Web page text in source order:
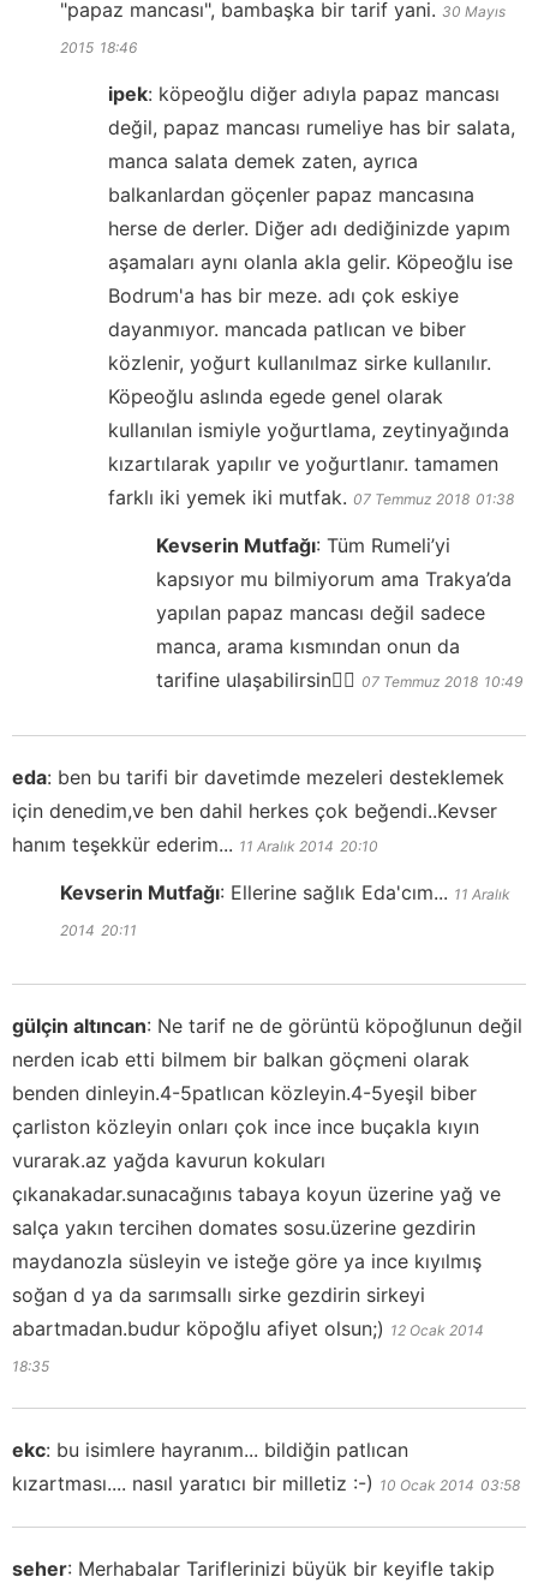
"papaz mancası", bambaşka bir tarif yani. 30 Mayıs
2015 18:46
ipek: köpeoğlu diğer adıyla papaz mancası
değil, papaz mancası rumeliye has bir salata,
manca salata demek zaten, ayrıca
balkanlardan göçenler papaz mancasına
herse de derler. Diğer adı dediğinizde yapım
aşamaları aynı olanla akla gelir. Köpeoğlu ise
Bodrum'a has bir meze. adı çok eskiye
dayanmıyor. mancada patlıcan ve biber
közlenir, yoğurt kullanılmaz sirke kullanılır.
Köpeoğlu aslında egede genel olarak
kullanılan ismiyle yoğurtlama, zeytinyağında
kızartılarak yapılır ve yoğurtlanır. tamamen
farklı iki yemek iki mutfak. 07 Temmuz 2018 01:38
Kevserin Mutfağı: Tüm Rumeli’yi
kapsıyor mu bilmiyorum ama Trakya’da
yapılan papaz mancası değil sadece
manca, arama kısmından onun da
tarifine ulaşabilirsin👍🏻 07 Temmuz 2018 10:49
eda: ben bu tarifi bir davetimde mezeleri desteklemek
için denedim,ve ben dahil herkes çok beğendi..Kevser
hanım teşekkür ederim... 11 Aralık 2014 20:10
Kevserin Mutfağı: Ellerine sağlık Eda'cım... 11 Aralık
2014 20:11
gülçin altıncan: Ne tarif ne de görüntü köpoğlunun değil
nerden icab etti bilmem bir balkan göçmeni olarak
benden dinleyin.4-5patlıcan közleyin.4-5yeşil biber
çarliston közleyin onları çok ince ince buçakla kıyın
vurarak.az yağda kavurun kokuları
çıkanakadar.sunacağınıs tabaya koyun üzerine yağ ve
salça yakın tercihen domates sosu.üzerine gezdirin
maydanozla süsleyin ve isteğe göre ya ince kıyılmış
soğan d ya da sarımsallı sirke gezdirin sirkeyi
abartmadan.budur köpoğlu afiyet olsun;) 12 Ocak 2014
18:35
ekc: bu isimlere hayranım... bildiğin patlıcan
kızartması.... nasıl yaratıcı bir milletiz :-) 10 Ocak 2014 03:58
seher: Merhabalar Tariflerinizi büyük bir keyifle takip